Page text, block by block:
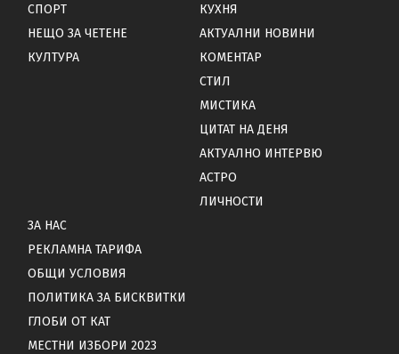
СПОРТ
НЕЩО ЗА ЧЕТЕНЕ
КУЛТУРА
КУХНЯ
АКТУАЛНИ НОВИНИ
КОМЕНТАР
СТИЛ
МИСТИКА
ЦИТАТ НА ДЕНЯ
АКТУАЛНО ИНТЕРВЮ
АСТРО
ЛИЧНОСТИ
ЗА НАС
РЕКЛАМНА ТАРИФА
ОБЩИ УСЛОВИЯ
ПОЛИТИКА ЗА БИСКВИТКИ
ГЛОБИ ОТ КАТ
МЕСТНИ ИЗБОРИ 2023